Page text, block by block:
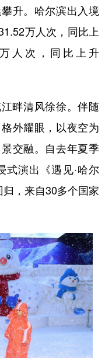
升。哈尔滨出入境
万人次，同比上
人次，同比上升
畔清风徐徐。伴随
外耀眼，以夜空为
交融。自去年夏季
式演出《遇见·哈尔
，来自30多个国家